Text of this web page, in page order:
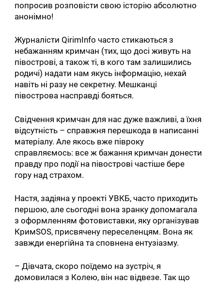
попросив розповісти свою історію абсолютно
анонімно!
Журналісти QirimInfo часто стикаються з
небажанням кримчан (тих, що досі живуть на
півострові, а також ті, в кого там залишились
родичі) надати нам якусь інформацію, нехай
навіть ні разу не секретну. Мешканці
півострова насправді бояться.
Свідчення кримчан для нас дуже важливі, а їхня
відсутність – справжня перешкода в написанні
матеріалу. Але якось вже півроку
справляємось: все ж бажання кримчан донести
правду про події на півострові частіше бере
гору над страхом.
Настя, задіяна у проекті УВКБ, часто приходить
першою, але сьогодні вона зранку допомагала
з оформленням фотовиставки, яку організував
КримSOS, присвячену переселенцям. Вона як
завжди енергійна та сповнена ентузіазму.
– Дівчата, скоро поїдемо на зустріч, я
домовилася з Колею, він нас відвезе. Так що